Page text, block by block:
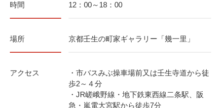
時間 12：00～18：00
場所 京都壬生の町家ギャラリー「幾一里」
アクセス
・市バスみぶ操車場前又は壬生寺道から徒
歩2～４分
・JR嵯峨野線・地下鉄東西線二条駅、阪
急・嵐電大宮駅から徒歩7分